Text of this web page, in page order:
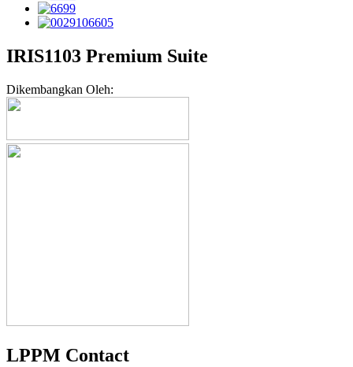
IRIS1103 Premium Suite
Dikembangkan Oleh:
LPPM Contact